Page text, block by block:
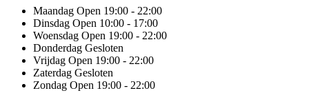
Maandag Open 19:00 - 22:00
Dinsdag Open 10:00 - 17:00
Woensdag Open 19:00 - 22:00
Donderdag Gesloten
Vrijdag Open 19:00 - 22:00
Zaterdag Gesloten
Zondag Open 19:00 - 22:00